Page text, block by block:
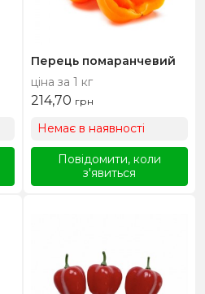
Перець помаранчевий
ціна за 1 кг
214,70 грн
Немає в наявності
Повідомити, коли
з'явиться